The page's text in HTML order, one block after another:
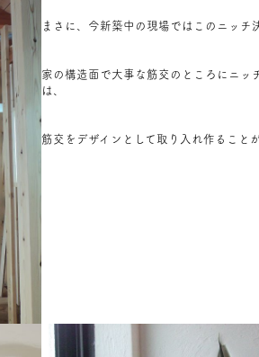
まさに、今新築中の現場ではこのニッチ
家の構造面で大事な筋交のところにニッ
は、
筋交をデザインとして取り入れ作ること